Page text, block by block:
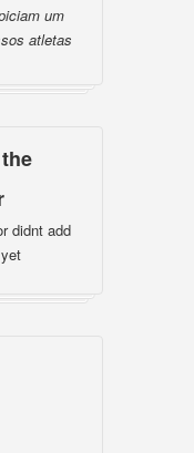
um
atletas
didnt add